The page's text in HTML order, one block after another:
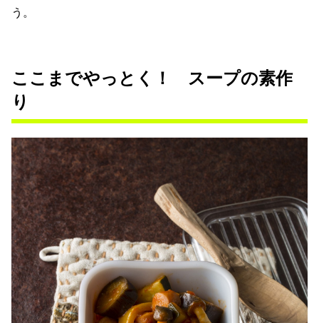
う。
ここまでやっとく！ スープの素作
り